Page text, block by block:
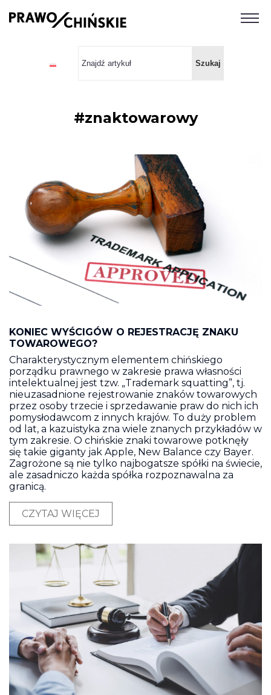
#znaktowarowy
KONIEC WYŚCIGÓW O REJESTRACJĘ ZNAKU
TOWAROWEGO?
Charakterystycznym elementem chińskiego
porządku prawnego w zakresie prawa własności
intelektualnej jest tzw. „Trademark squatting”, tj.
nieuzasadnione rejestrowanie znaków towarowych
przez osoby trzecie i sprzedawanie praw do nich ich
pomysłodawcom z innych krajów. To duży problem
od lat, a kazuistyka zna wiele znanych przykładów w
tym zakresie. O chińskie znaki towarowe potknęły
się takie giganty jak Apple, New Balance czy Bayer.
Zagrożone są nie tylko najbogatsze spółki na świecie,
ale zasadniczo każda spółka rozpoznawalna za
granicą.
CZYTAJ WIĘCEJ